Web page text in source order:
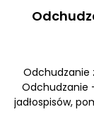
Odchudzanie
Odchudzanie
jadłospisów,